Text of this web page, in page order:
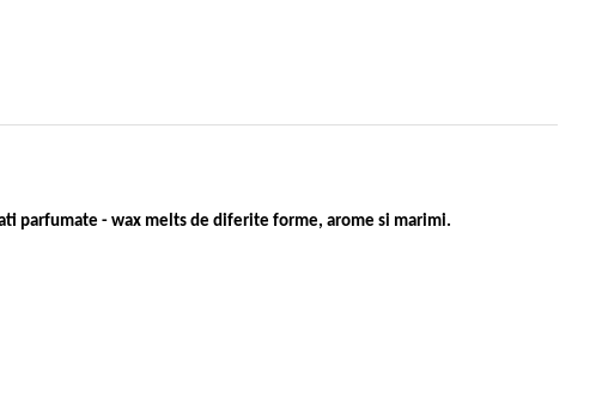
parfumate - wax melts de diferite forme, arome si marimi.